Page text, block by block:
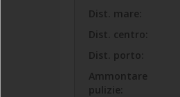
Dist. mare:
Dist. centro:
Dist. porto:
Ammontare
pulizie: